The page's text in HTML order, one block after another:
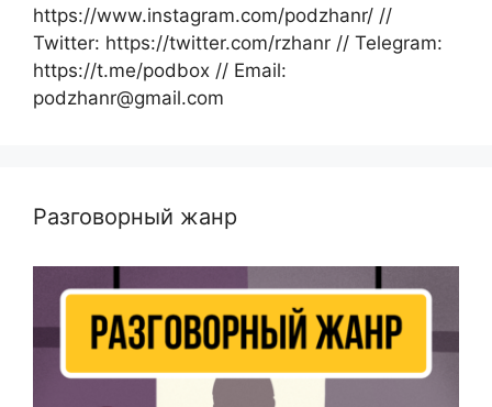
https://www.instagram.com/podzhanr/ //
Twitter: https://twitter.com/rzhanr // Telegram:
https://t.me/podbox // Email:
podzhanr@gmail.com
Разговорный жанр